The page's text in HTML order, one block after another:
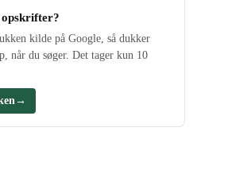
opskrifter?
kilde på Google, så dukker
når du søger. Det tager kun 10
→